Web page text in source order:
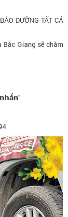
DƯỠNG TẤT CẢ
Bắc Giang sẽ chăm
𝗻𝗵𝗮̆́𝗻"